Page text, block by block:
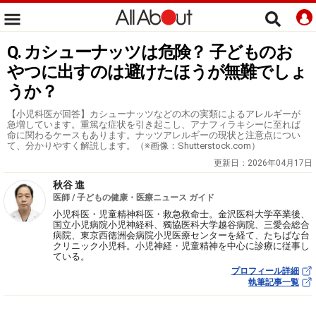
Q. カシューナッツは危険？ 子どものお
やつに出すのは避けたほうが無難でしょ
うか？
【小児科医が回答】カシューナッツなどの木の実類によるアレルギーが
急増しています。重篤な症状を引き起こし、アナフィラキシーに至れば
命に関わるケースもあります。ナッツアレルギーの現状と注意点につい
て、分かりやすく解説します。（※画像：Shutterstock.com）
更新日： 2026年04月17日
秋谷 進
医師 / 子どもの健康・医療ニュース ガイド
小児科医・児童精神科医・救急救命士。金沢医科大学卒業後、
国立小児病院小児神経科、獨協医科大学越谷病院、三愛会総合
病院、東京西徳洲会病院小児医療センターを経て、たちばな台
クリニック小児科。小児神経・児童精神を中心に診療に従事し
ている。
プロフィール詳細
執筆記事一覧